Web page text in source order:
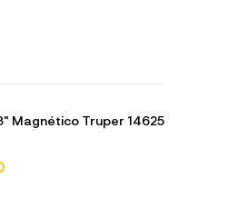
Magnético Truper 14625